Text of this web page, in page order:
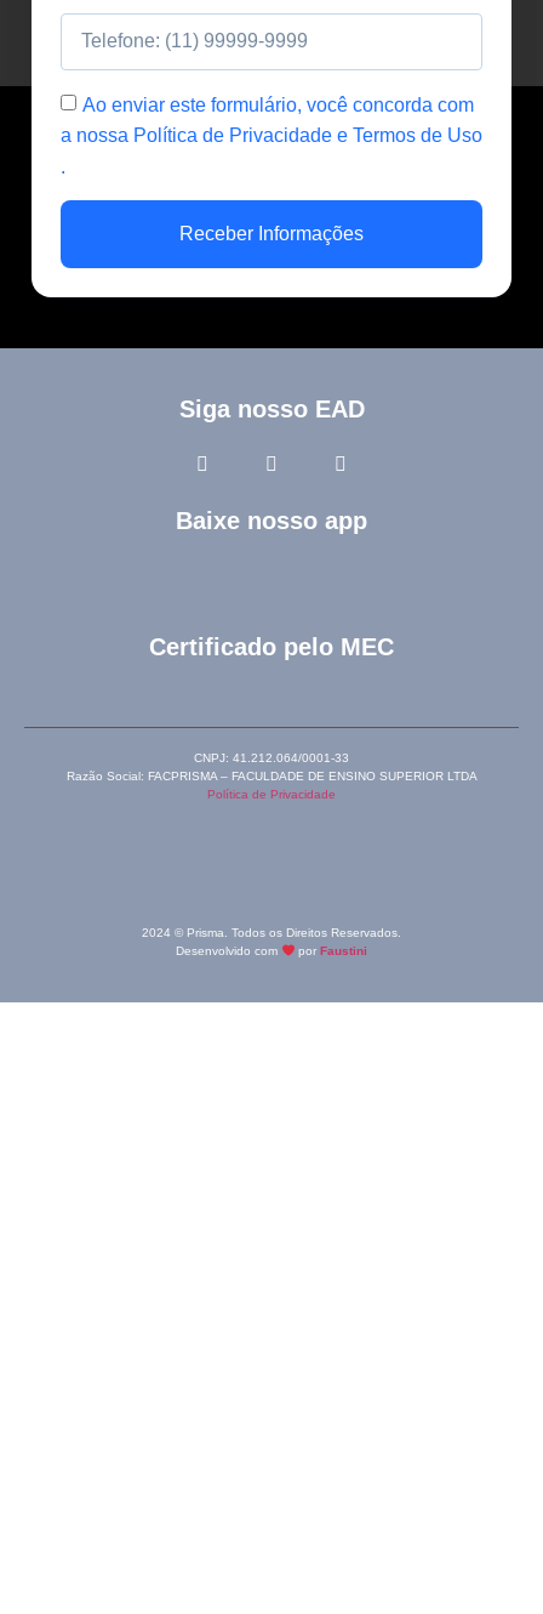
Ao enviar este formulário, você concorda com
a nossa Política de Privacidade e Termos de Uso
.
Receber Informações
Siga nosso EAD
Baixe nosso app
Certificado pelo MEC
CNPJ: 41.212.064/0001-33
Razão Social: FACPRISMA – FACULDADE DE ENSINO SUPERIOR LTDA
Política de Privacidade
2024 © Prisma. Todos os Direitos Reservados.
Desenvolvido com
porFaustini